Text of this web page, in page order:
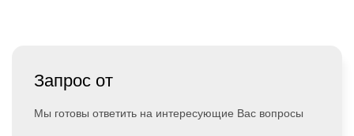
Запрос от
Мы готовы ответить на интересующие Вас вопросы